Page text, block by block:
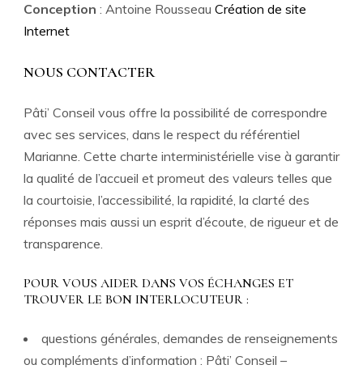
Conception : Antoine Rousseau Création de site
Internet
NOUS CONTACTER
Pâti’ Conseil vous offre la possibilité de correspondre
avec ses services, dans le respect du référentiel
Marianne. Cette charte interministérielle vise à garantir
la qualité de l’accueil et promeut des valeurs telles que
la courtoisie, l’accessibilité, la rapidité, la clarté des
réponses mais aussi un esprit d’écoute, de rigueur et de
transparence.
POUR VOUS AIDER DANS VOS ÉCHANGES ET
TROUVER LE BON INTERLOCUTEUR :
questions générales, demandes de renseignements
ou compléments d’information : Pâti’ Conseil –